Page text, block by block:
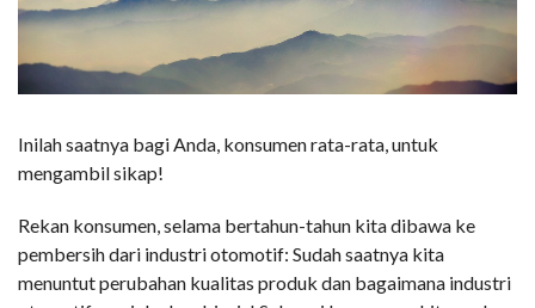
Inilah saatnya bagi Anda, konsumen rata-rata, untuk
mengambil sikap!
Rekan konsumen, selama bertahun-tahun kita dibawa ke
pembersih dari industri otomotif: Sudah saatnya kita
menuntut perubahan kualitas produk dan bagaimana industri